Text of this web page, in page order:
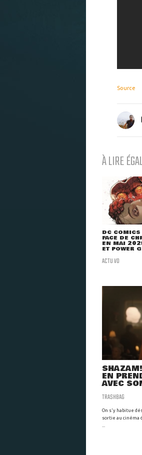
Source
À LIRE
DC COMICS
FACE DE
EN MAI
ET POWER
ACTU VO
EN
AVEC
TRASHBAG
On s'y habitue
sortie au
...